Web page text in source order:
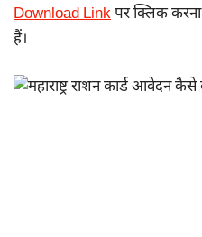
Download Linkपर क्लिक
हैं।